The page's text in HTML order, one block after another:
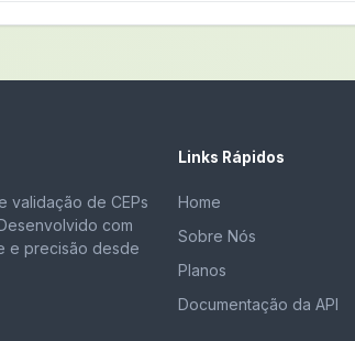
validação de CEPs
com
e precisão desde
Links Rápidos
Home
Sobre Nós
Planos
Documentação da API